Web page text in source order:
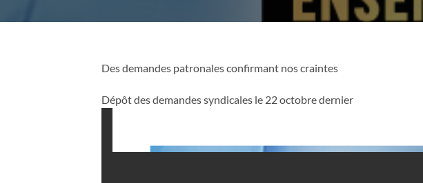
Des demandes patronales confirmant nos craintes
Dépôt des demandes syndicales le 22 octobre dernier